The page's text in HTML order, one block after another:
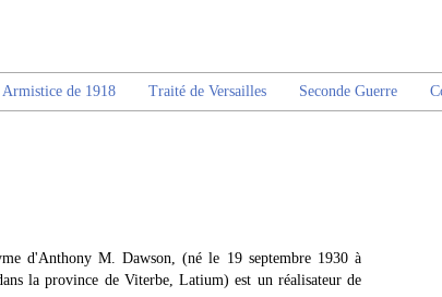
Armistice de 1918 Traité de Versailles Seconde Guerre
d'Anthony M. Dawson, (né le 19 septembre 1930 à
la province de Viterbe, Latium) est un réalisateur de